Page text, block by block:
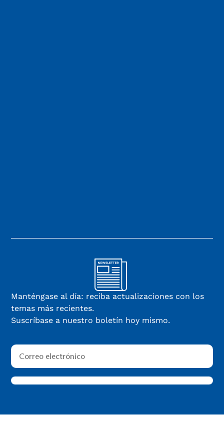
Manténgase al día: reciba actualizaciones con los
temas más recientes.
Suscríbase a nuestro boletín hoy mismo.